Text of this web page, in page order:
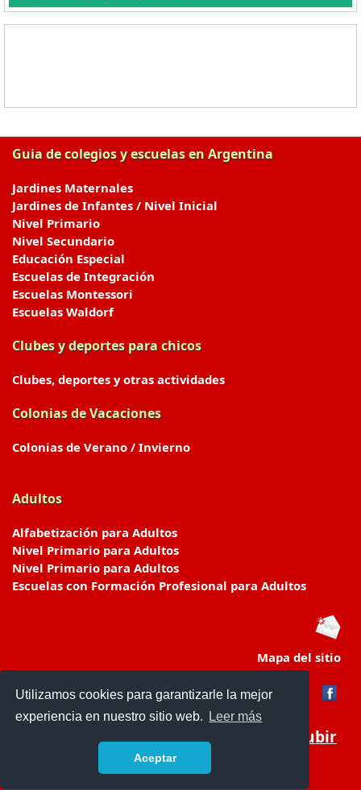
Utilizamos cookies para garantizarle la mejor
experiencia en nuestro sitio web.
Leer más
Aceptar
Guia de colegios y escuelas en Argentina
Jardines Maternales
Jardines de Infantes / Nivel Inicial
Nivel Primario
Nivel Secundario
Educación Especial
Escuelas de Integración
Escuelas Montessori
Escuelas Waldorf
Clubes y deportes para chicos
Clubes, deportes y otras actividades
Colonias de Vacaciones
Colonias de Verano / Invierno
Adultos
Alfabetización para Adultos
Nivel Primario para Adultos
Nivel Primario para Adultos
Escuelas con Formación Profesional para Adultos
Mapa del sitio
Subir